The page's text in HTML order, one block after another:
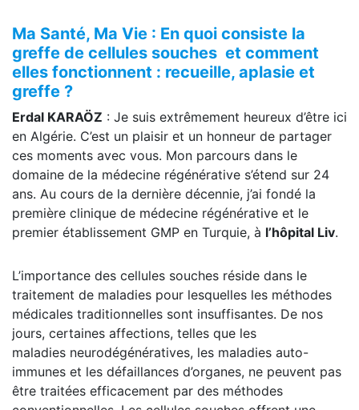
Ma Santé, Ma Vie : En quoi consiste la
greffe de cellules souches et comment
elles fonctionnent : recueille, aplasie et
greffe ?
Erdal KARAÖZ : Je suis extrêmement heureux d’être ici
en Algérie. C’est un plaisir et un honneur de partager
ces moments avec vous. Mon parcours dans le
domaine de la médecine régénérative s’étend sur 24
ans. Au cours de la dernière décennie, j’ai fondé la
première clinique de médecine régénérative et le
premier établissement GMP en Turquie, à l’hôpital Liv.
L’importance des cellules souches réside dans le
traitement de maladies pour lesquelles les méthodes
médicales traditionnelles sont insuffisantes. De nos
jours, certaines affections, telles que les
maladies neurodégénératives, les maladies auto-
immunes et les défaillances d’organes, ne peuvent pas
être traitées efficacement par des méthodes